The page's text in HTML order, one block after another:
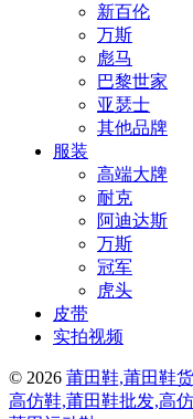
新百伦
万斯
彪马
巴黎世家
亚瑟士
其他品牌
服装
高端大牌
耐克
阿迪达斯
万斯
冠军
虎头
皮带
实拍视频
© 2026 莆田鞋,莆田鞋
高仿鞋,莆田鞋批发,高